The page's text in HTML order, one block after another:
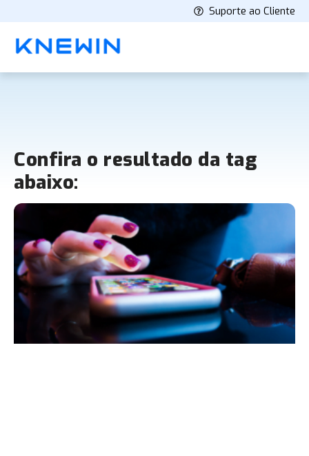
Suporte ao Cliente
Confira o resultado da tag
abaixo: